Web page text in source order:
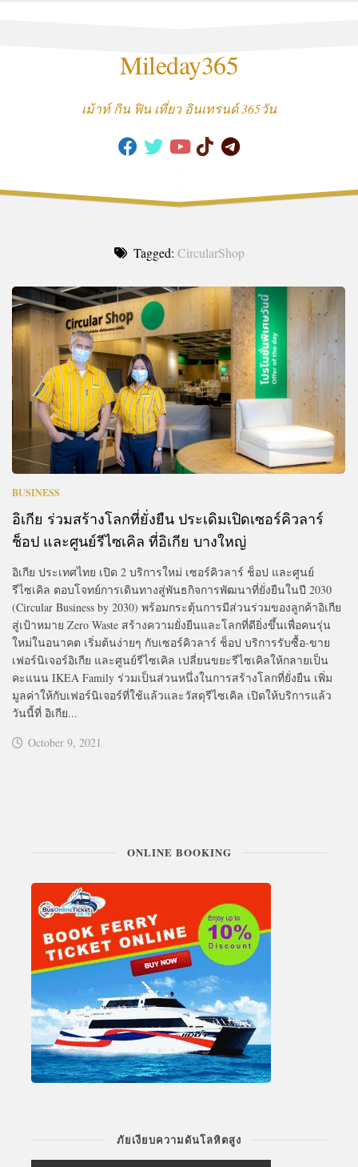
Mileday365
เม้าท์ กิน ฟิน เที่ยว อินเทรนด์ 365วัน
Tagged: CircularShop
BUSINESS
อิเกีย ร่วมสร้างโลกที่ยั่งยืน ประเดิมเปิดเซอร์คิวลาร์
ช็อป และศูนย์รีไซเคิล ที่อิเกีย บางใหญ่
อิเกีย ประเทศไทย เปิด 2 บริการใหม่ เซอร์คิวลาร์ ช็อป และศูนย์
รีไซเคิล ตอบโจทย์การเดินทางสู่พันธกิจการพัฒนาที่ยั่งยืนในปี 2030
(Circular Business by 2030) พร้อมกระตุ้นการมีส่วนร่วมของลูกค้าอิเกีย
สู่เป้าหมาย Zero Waste สร้างความยั่งยืนและโลกที่ดียิ่งขึ้นเพื่อคนรุ่น
ใหม่ในอนาคต เริ่มต้นง่ายๆ กับเซอร์คิวลาร์ ช็อป บริการรับซื้อ-ขาย
เฟอร์นิเจอร์อิเกีย และศูนย์รีไซเคิล เปลี่ยนขยะรีไซเคิลให้กลายเป็น
คะแนน IKEA Family ร่วมเป็นส่วนหนึ่งในการสร้างโลกที่ยั่งยืน เพิ่ม
มูลค่าให้กับเฟอร์นิเจอร์ที่ใช้แล้วและวัสดุรีไซเคิล เปิดให้บริการแล้ว
วันนี้ที่ อิเกีย...
October 9, 2021
ONLINE BOOKING
ภัยเงียบความดันโลหิตสูง